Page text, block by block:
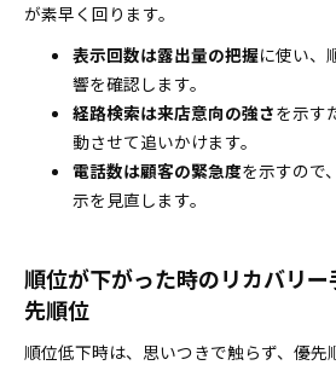
が素早く回ります。
表示回数は露出量の把握に使い、
響を確認します。
経路検索は来店意向の強さを示す
動させて追いかけます。
電話数は顧客の緊急度を示すので
示を見直します。
順位が下がった時のリカバリ
先順位
順位低下時は、思いつきで触らず、優先